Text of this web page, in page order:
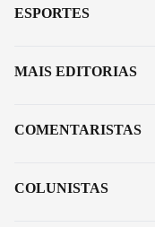
ESPORTES
MAIS EDITORIAS
COMENTARISTAS
COLUNISTAS